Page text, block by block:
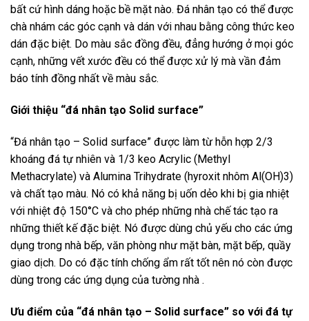
bất cứ hình dáng hoặc bề mặt nào. Đá nhân tạo có thể được
chà nhám các góc cạnh và dán với nhau bằng công thức keo
dán đặc biệt. Do màu sắc đồng đều, đẳng hướng ở mọi góc
cạnh, những vết xước đều có thể được xử lý mà vần đảm
báo tính đồng nhất về màu sắc.
Giới thiệu “đá nhân tạo Solid surface”
“Đá nhân tạo – Solid surface” được làm từ hỗn hợp 2/3
khoáng đá tự nhiên và 1/3 keo Acrylic (Methyl
Methacrylate) và Alumina Trihydrate (hyroxit nhôm Al(OH)3)
và chất tạo màu. Nó có khả năng bị uốn dẻo khi bị gia nhiệt
với nhiệt độ 150°C và cho phép những nhà chế tác tạo ra
những thiết kế đặc biệt. Nó được dùng chủ yếu cho các ứng
dụng trong nhà bếp, văn phòng như mặt bàn, mặt bếp, quầy
giao dịch. Do có đặc tính chống ẩm rất tốt nên nó còn được
dùng trong các ứng dụng của tường nhà .
Ưu điểm của “đá nhân tạo – Solid surface” so với đá tự